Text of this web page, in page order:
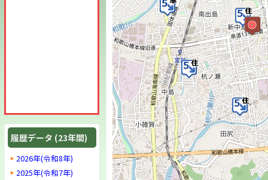
履歴データ (23年間)
2026年(令和8年)
2025年(令和7年)